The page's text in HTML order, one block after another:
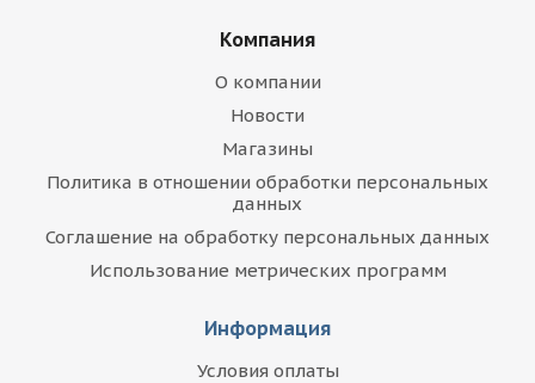
Компания
О компании
Новости
Магазины
Политика в отношении обработки персональных
данных
Соглашение на обработку персональных данных
Использование метрических программ
Информация
Условия оплаты